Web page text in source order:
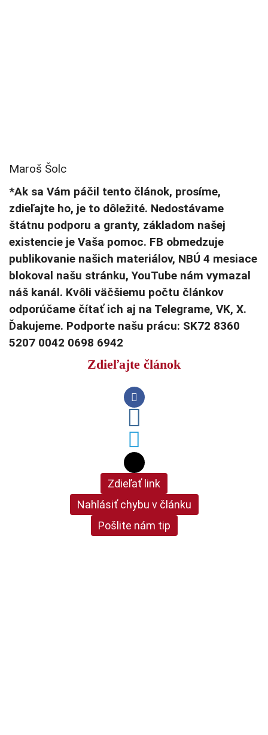
Maroš Šolc
*Ak sa Vám páčil tento článok, prosíme,
zdieľajte ho, je to dôležité. Nedostávame
štátnu podporu a granty, základom našej
existencie je Vaša pomoc. FB obmedzuje
publikovanie našich materiálov, NBÚ 4 mesiace
blokoval našu stránku, YouTube nám vymazal
náš kanál. Kvôli väčšiemu počtu článkov
odporúčame čítať ich aj na Telegrame, VK, X.
Ďakujeme. Podporte našu prácu: SK72 8360
5207 0042 0698 6942
Zdieľajte článok
Zdieľať link
Nahlásiť chybu v článku
Pošlite nám tip